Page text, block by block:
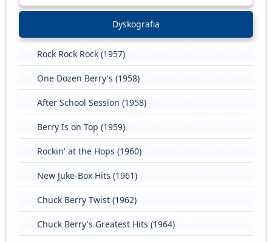
Dyskografia
Rock Rock Rock (1957)
One Dozen Berry's (1958)
After School Session (1958)
Berry Is on Top (1959)
Rockin' at the Hops (1960)
New Juke-Box Hits (1961)
Chuck Berry Twist (1962)
Chuck Berry's Greatest Hits (1964)